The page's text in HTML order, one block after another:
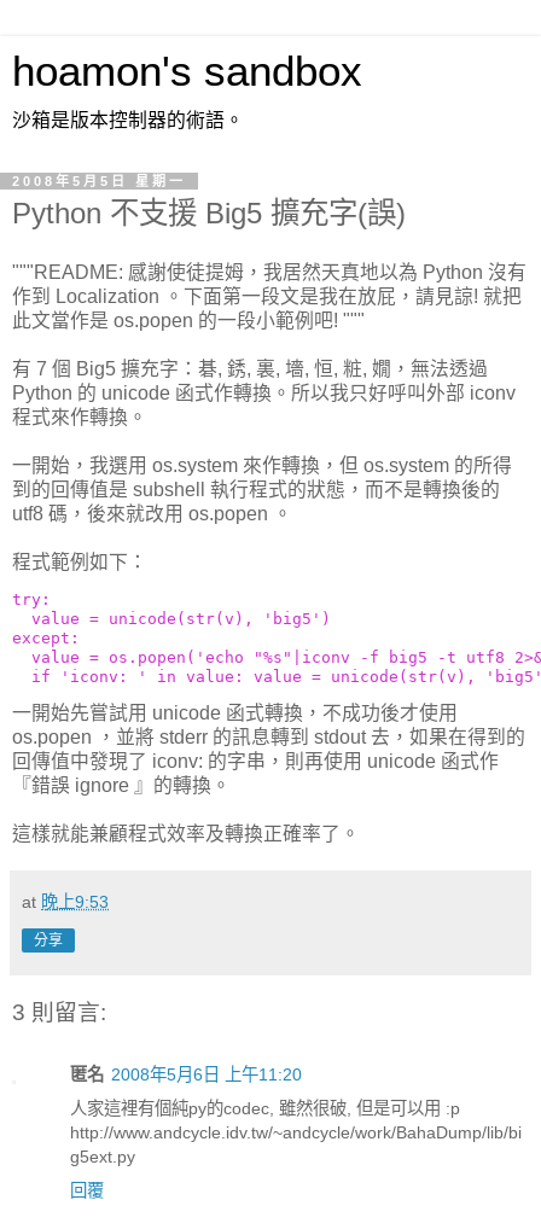
hoamon's sandbox
沙箱是版本控制器的術語。
2008年5月5日 星期一
Python 不支援 Big5 擴充字(誤)
"""README: 感謝使徒提姆，我居然天真地以為 Python 沒有
作到 Localization 。下面第一段文是我在放屁，請見諒! 就把
此文當作是 os.popen 的一段小範例吧! """
有 7 個 Big5 擴充字：碁, 銹, 裏, 墻, 恒, 粧, 嫺，無法透過
Python 的 unicode 函式作轉換。所以我只好呼叫外部 iconv
程式來作轉換。
一開始，我選用 os.system 來作轉換，但 os.system 的所得
到的回傳值是 subshell 執行程式的狀態，而不是轉換後的
utf8 碼，後來就改用 os.popen 。
程式範例如下：
try:
  value = unicode(str(v), 'big5')
except:
value = os.popen('echo "%s"|iconv -f big5 -t utf8
if 'iconv: ' in value: value = unicode(str(v),
一開始先嘗試用 unicode 函式轉換，不成功後才使用
os.popen ，並將 stderr 的訊息轉到 stdout 去，如果在得到的
回傳值中發現了 iconv: 的字串，則再使用 unicode 函式作
『錯誤 ignore 』的轉換。
這樣就能兼顧程式效率及轉換正確率了。
at 晚上9:53
分享
3 則留言:
匿名 2008年5月6日 上午11:20
人家這裡有個純py的codec, 雖然很破, 但是可以用 :p
http://www.andcycle.idv.tw/~andcycle/work/BahaDump/lib/bi
g5ext.py
回覆